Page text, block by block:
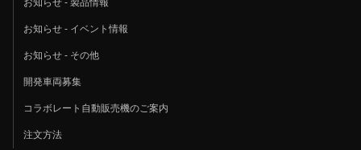
お知らせ - 製品情報
お知らせ - イベント情報
お知らせ - その他
開発車両募集
コラボレート自動販売機のご案内
注文方法